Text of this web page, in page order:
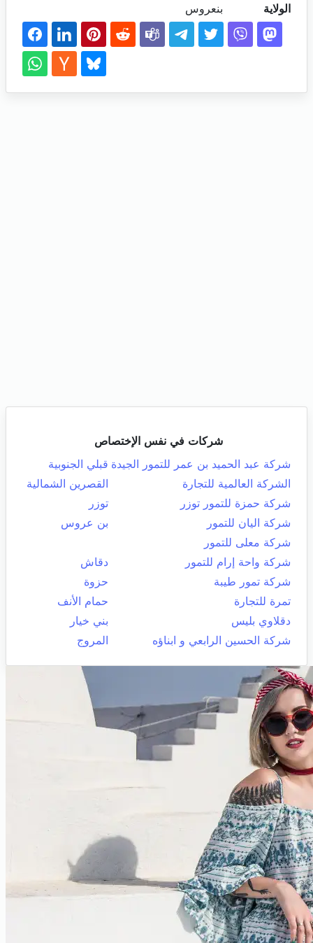
الولاية بنعروس
شركات في نفس الإختصاص
شركة عبد الحميد بن عمر للتمور الجيدة قبلي الجنوبية
الشركة العالمية للتجارة
القصرين الشمالية
شركة حمزة للتمور توزر
توزر
شركة اليان للتمور
بن عروس
شركة معلى للتمور
شركة واحة إرام للتمور
دقاش
شركة تمور طيبة
حزوة
تمرة للتجارة
حمام الأنف
دقلاوي بليس
بني خيار
شركة الحسين الرابعي و ابناؤه
المروج